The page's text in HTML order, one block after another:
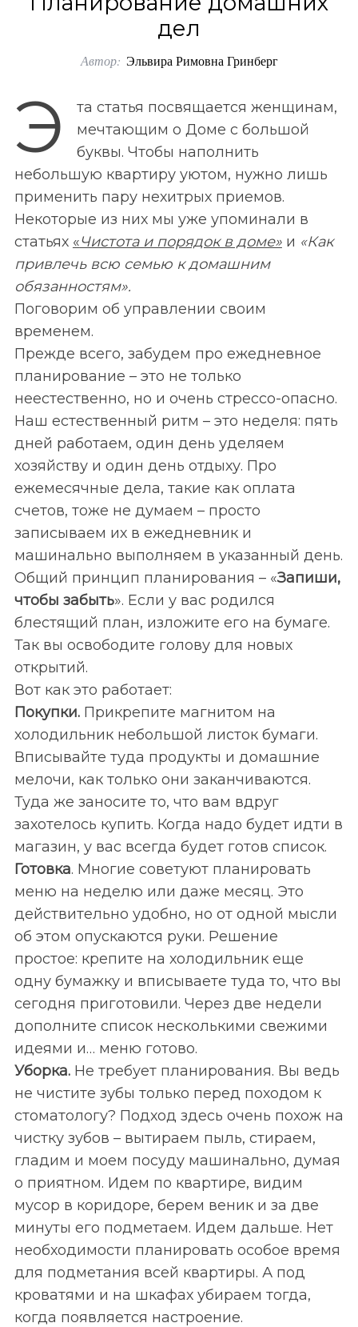
дел
Автор: Эльвира Римовна Гринберг
Э
та статья посвящается женщинам,
мечтающим о Доме с большой
буквы. Чтобы наполнить
небольшую квартиру уютом, нужно лишь
применить пару нехитрых приемов.
Некоторые из них мы уже упоминали в
статьях «Чистота и порядок в доме» и «Как
привлечь всю семью к домашним
обязанностям».
Поговорим об управлении своим
временем.
Прежде всего, забудем про ежедневное
планирование – это не только
неестественно, но и очень стрессо-опасно.
Наш естественный ритм – это неделя: пять
дней работаем, один день уделяем
хозяйству и один день отдыху. Про
ежемесячные дела, такие как оплата
счетов, тоже не думаем – просто
записываем их в ежедневник и
машинально выполняем в указанный день.
Общий принцип планирования – «Запиши,
чтобы забыть». Если у вас родился
блестящий план, изложите его на бумаге.
Так вы освободите голову для новых
открытий.
Вот как это работает:
Покупки.Прикрепите магнитом на
холодильник небольшой листок бумаги.
Вписывайте туда продукты и домашние
мелочи, как только они заканчиваются.
Туда же заносите то, что вам вдруг
захотелось купить. Когда надо будет идти в
магазин, у вас всегда будет готов список.
Готовка. Многие советуют планировать
меню на неделю или даже месяц. Это
действительно удобно, но от одной мысли
об этом опускаются руки. Решение
простое: крепите на холодильник еще
одну бумажку и вписываете туда то, что вы
сегодня приготовили. Через две недели
дополните список несколькими свежими
идеями и… меню готово.
Уборка. Не требует планирования. Вы ведь
не чистите зубы только перед походом к
стоматологу? Подход здесь очень похож на
чистку зубов – вытираем пыль, стираем,
гладим и моем посуду машинально, думая
о приятном. Идем по квартире, видим
мусор в коридоре, берем веник и за две
минуты его подметаем. Идем дальше. Нет
необходимости планировать особое время
для подметания всей квартиры. А под
кроватями и на шкафах убираем тогда,
когда появляется настроение.